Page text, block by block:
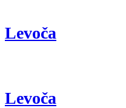
Levoča
Levoča